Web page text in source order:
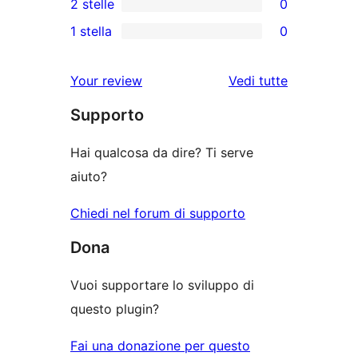
5-
stelle
recensioni
a
recensioni
a
stelle
recensioni
2-
stelle
2 stelle 0
a
1-
1 stella 0
Your review Vedi tuttele
Supporto
Hai qualcosa da dire? Ti serve
aiuto?
Chiedi nel forum di supporto
Dona
Vuoi supportare lo sviluppo di
questo plugin?
Fai una donazione per questo